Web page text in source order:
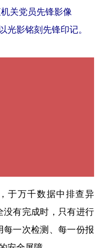
信息化 数字经济
河北 山西
上海 江苏
福建 江西
关党员先锋影像
影铭刻先锋印记。
万千数据中排查异
没有完成时，只有进行
每一次检测、每一份报